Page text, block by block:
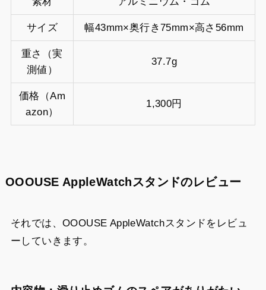
サイズ 幅43mm×奥行き75mm×高さ56mm
重さ（実
測値）
37.7g
価格（Am
azon）
1,300円
OOOUSE AppleWatchスタンドのレビュー
それでは、OOOUSE AppleWatchスタンドをレビュ
ーしていきます。